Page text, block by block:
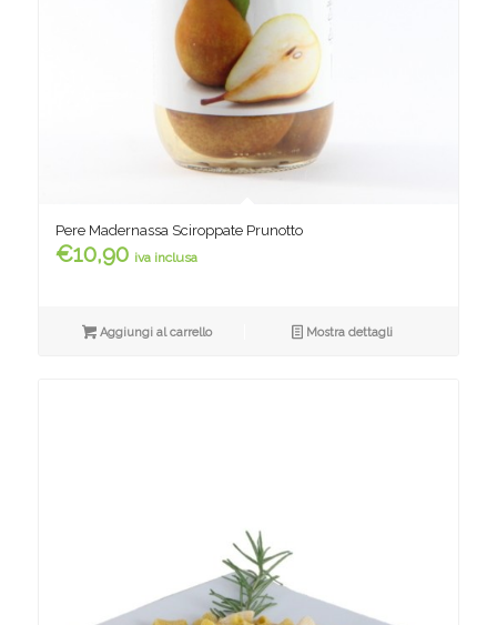
Pere Madernassa Sciroppate Prunotto
€10,90 iva inclusa
Aggiungi al carrello Mostra dettagli